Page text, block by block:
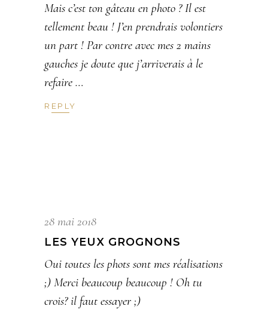
Mais c’est ton gâteau en photo ? Il est
tellement beau ! J’en prendrais volontiers
un part ! Par contre avec mes 2 mains
gauches je doute que j’arriverais à le
refaire …
REPLY
28 mai 2018
LES YEUX GROGNONS
Oui toutes les phots sont mes réalisations
;) Merci beaucoup beaucoup ! Oh tu
crois? il faut essayer ;)